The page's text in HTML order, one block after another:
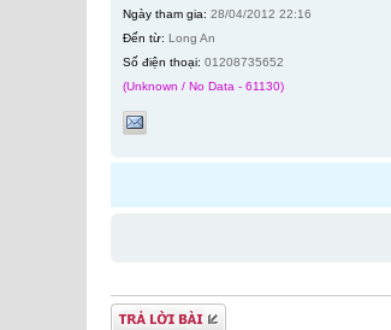
Ngày tham gia: 28/04/2012 22:16
Đến từ: Long An
Số điện thoại: 01208735652
(Unknown / No Data - 61130)
Gửi bài trả lời